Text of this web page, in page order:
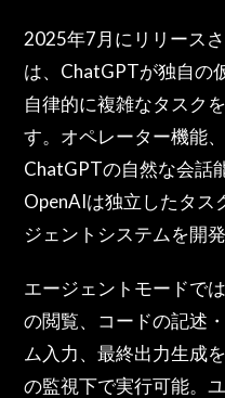
2025年7月にリリース
は、ChatGPTが独自の
自律的に複雑なタスク
す。オペレーター機能
ChatGPTの自然な会話
OpenAIは独立したタス
ジェントシステムを開発
エージェントモードで
の閲覧、コードの記述
ム入力、最終出力生成
の監視下で実行可能。